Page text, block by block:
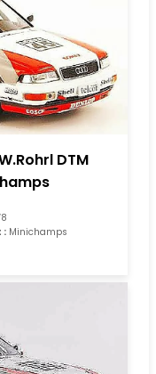
DTM
: Minichamps